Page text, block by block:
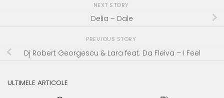
NEXT STORY
Delia – Dale
PREVIOUS STORY
Dj Robert Georgescu & Lara feat. Da Fleiva – I Feel
ULTIMELE ARTICOLE